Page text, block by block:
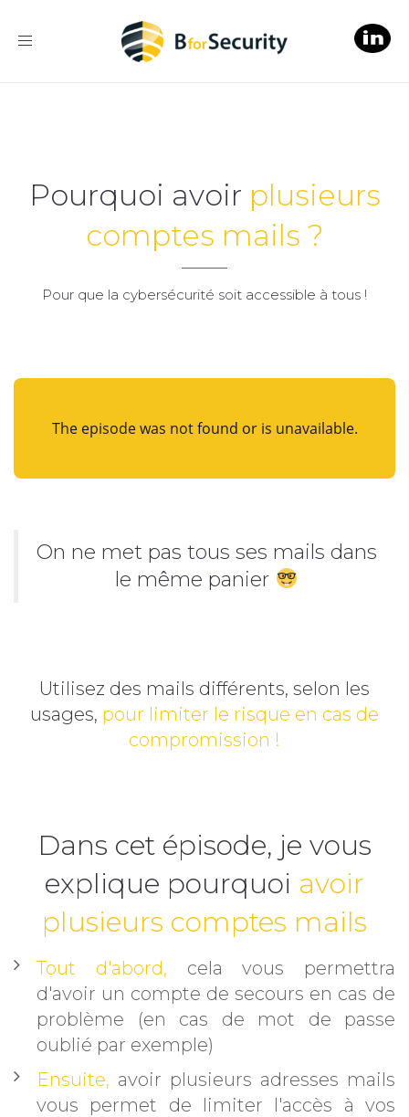
Toggle
Pourquoi avoir plusieurs
comptes mails ?
Pour que la cybersécurité soit accessible à tous !
On ne met pas tous ses mails dans
le même panier
Utilisez des mails différents, selon les
usages, pour limiter le risque en cas de
compromission !
Dans cet épisode, je vous
explique pourquoi avoir
plusieurs comptes mails
Tout d'abord, cela vous permettra
d'avoir un compte de secours en cas de
problème (en cas de mot de passe
oublié par exemple)
Ensuite, avoir plusieurs adresses mails
vous permet de limiter l'accès à vos